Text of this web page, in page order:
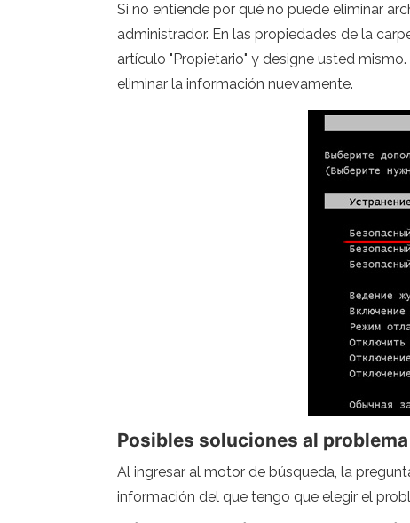
Si no entiende por qué no puede eliminar
administrador. En las propiedades de la
artículo "Propietario" y designe usted
eliminar la información nuevamente.
Posibles soluciones al problema
Al ingresar al motor de búsqueda, la
información del que tengo que elegir el